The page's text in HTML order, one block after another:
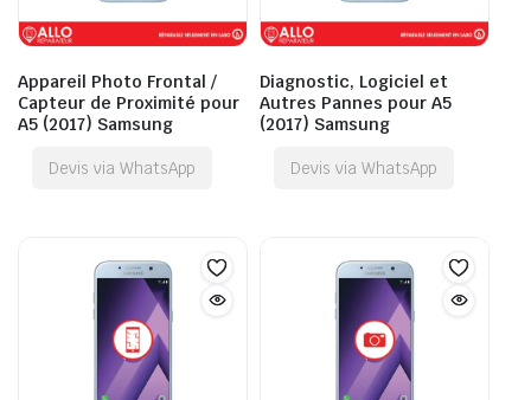
Appareil Photo Frontal /
Capteur de Proximité pour
A5 (2017) Samsung
Devis via WhatsApp
Diagnostic, Logiciel et
Autres Pannes pour A5
(2017) Samsung
Devis via WhatsApp